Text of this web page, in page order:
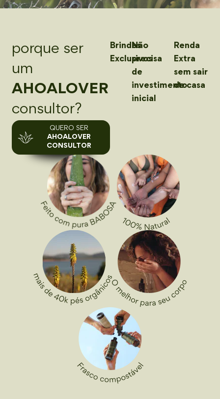
porque ser
um
AHOALOVER
consultor?
QUERO SER
AHOALOVER
CONSULTOR
Brindes
Exclusivos
Não
precisa
de
investimento
inicial
Renda
Extra
sem sair
de casa